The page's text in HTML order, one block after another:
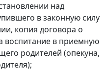
над
в законную силу
копия договора о
воспитание в приемную
родителей (опекуна,